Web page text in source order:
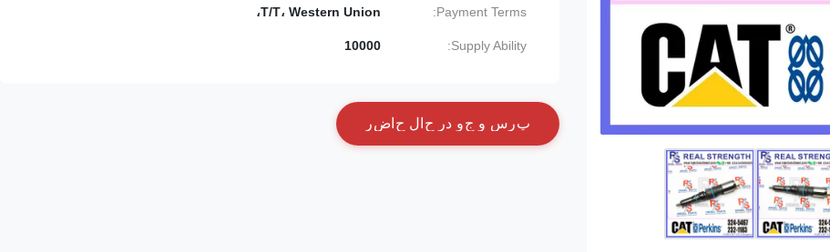
Payment Terms: T/T، Western Union،
Supply Ability:
10000
پر س و جو در ح ل ح ضر